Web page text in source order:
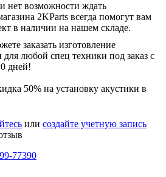
нет возможности ждать
2KParts всегда помогут вам
в наличии на нашем складе.
заказать изготовление
любой спец техники под заказ с
дней!
50% на установку акустики в
или создайте учетную запись
77390